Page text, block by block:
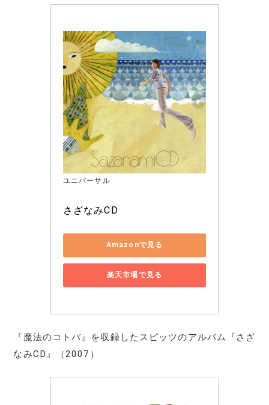
ユニバーサル
さざなみCD
Amazonで見る
楽天市場で見る
『魔法のコトバ』を収録したスピッツのアルバム『さざ
なみCD』（2007）